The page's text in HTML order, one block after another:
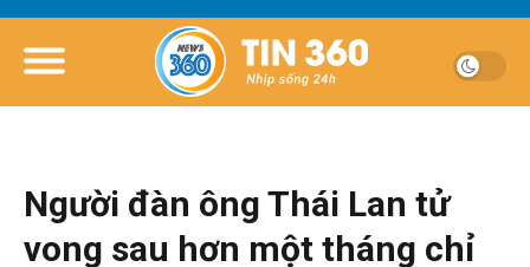
Người đàn ông Thái Lan tử
vong sau hơn một tháng chỉ